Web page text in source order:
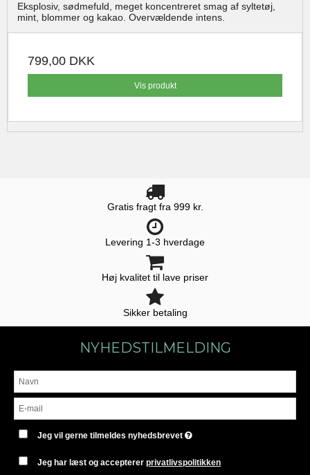
Eksplosiv, sødmefuld, meget koncentreret smag af syltetøj,
mint, blommer og kakao. Overvældende intens.
799,00 DKK
Vis produkt
Gratis fragt fra 999 kr.
Levering 1-3 hverdage
Høj kvalitet til lave priser
Sikker betaling
NYHEDSTILMELDING
Jeg vil gerne tilmeldes nyhedsbrevet
Jeg har læst og acceptererprivatlivspolitikken